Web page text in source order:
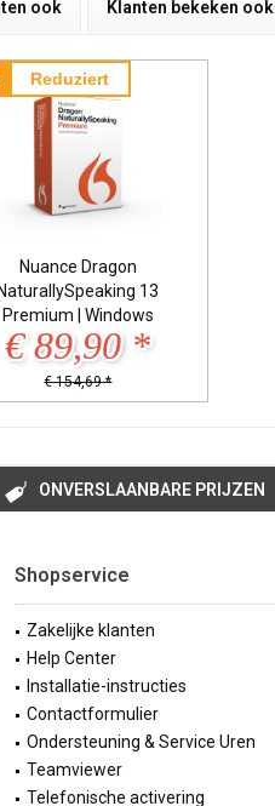
ook Klanten bekeken ook
Reduziert
Nuance Dragon
NaturallySpeaking 13
Premium | Windows
€ 89,90 *
€ 154,69 *
ONVERSLAANBARE PRIJZEN
Shopservice
Zakelijke klanten
Help Center
Installatie-instructies
Contactformulier
Ondersteuning & Service Uren
Teamviewer
Telefonische activering